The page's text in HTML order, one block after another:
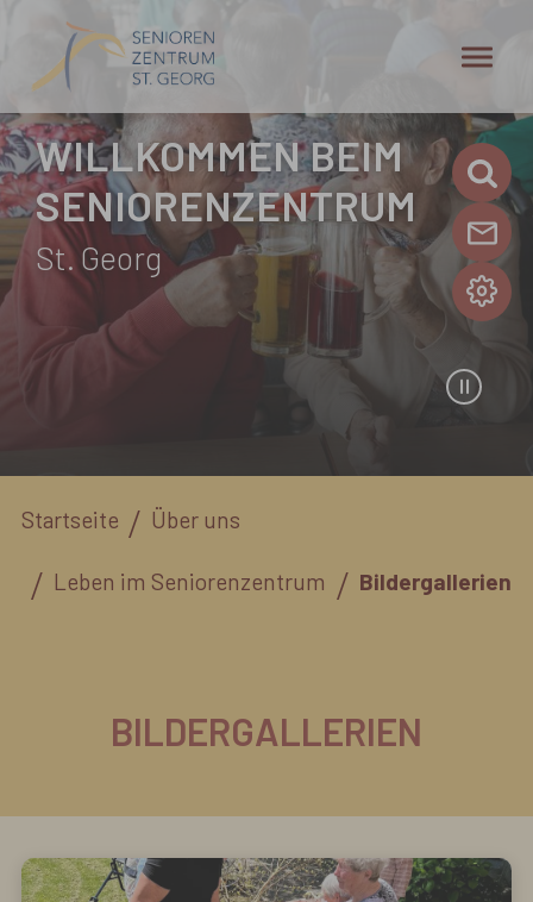
Zum Hauptinhalt springen
WILLKOMMEN BEIM
SENIORENZENTRUM
St. Georg
Startseite Über uns
Leben im Seniorenzentrum Bildergallerien
BILDERGALLERIEN